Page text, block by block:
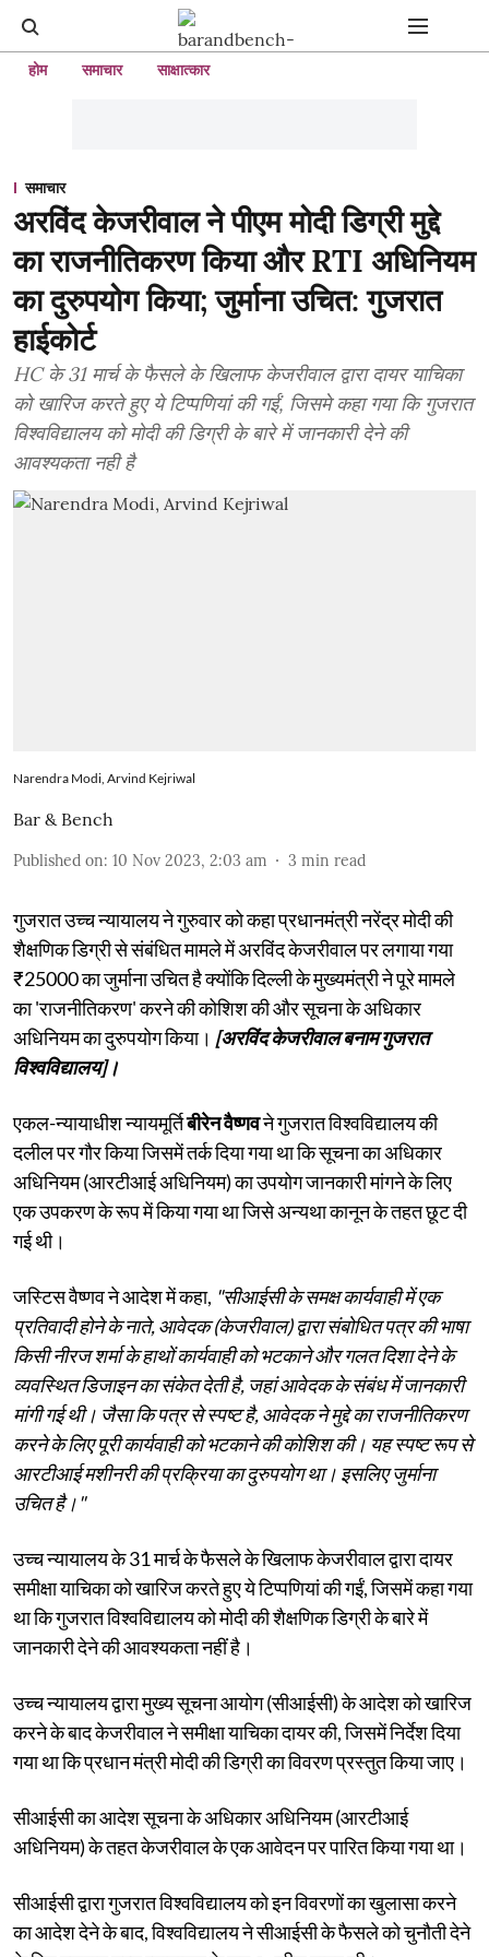
होम समाचार साक्षात्कार
समाचार
अरविंद केजरीवाल ने पीएम मोदी डिग्री मुद्दे
का राजनीतिकरण किया और RTI अधिनियम
का दुरुपयोग किया; जुर्माना उचित: गुजरात
हाईकोर्ट
HC के 31 मार्च के फैसले के खिलाफ केजरीवाल द्वारा दायर याचिका
को खारिज करते हुए ये टिप्पणियां की गईं, जिसमे कहा गया कि गुजरात
विश्वविद्यालय को मोदी की डिग्री के बारे में जानकारी देने की
आवश्यकता नही है
Narendra Modi, Arvind Kejriwal
Bar & Bench
Published on: 10 Nov 2023, 2:03 am 3 min read
गुजरात उच्च न्यायालय ने गुरुवार को कहा प्रधानमंत्री नरेंद्र मोदी की
शैक्षणिक डिग्री से संबंधित मामले में अरविंद केजरीवाल पर लगाया गया
₹25000 का जुर्माना उचित है क्योंकि दिल्ली के मुख्यमंत्री ने पूरे मामले
का 'राजनीतिकरण' करने की कोशिश की और सूचना के अधिकार
अधिनियम का दुरुपयोग किया। [अरविंद केजरीवाल बनाम गुजरात
विश्वविद्यालय]।
एकल-न्यायाधीश न्यायमूर्तिबीरेन वैष्णवने गुजरात विश्वविद्यालय की
दलील पर गौर किया जिसमें तर्क दिया गया था कि सूचना का अधिकार
अधिनियम (आरटीआई अधिनियम) का उपयोग जानकारी मांगने के लिए
एक उपकरण के रूप में किया गया था जिसे अन्यथा कानून के तहत छूट दी
गई थी।
जस्टिस वैष्णव ने आदेश में कहा, "सीआईसी के समक्ष कार्यवाही में एक
प्रतिवादी होने के नाते, आवेदक (केजरीवाल) द्वारा संबोधित पत्र की भाषा
किसी नीरज शर्मा के हाथों कार्यवाही को भटकाने और गलत दिशा देने के
व्यवस्थित डिजाइन का संकेत देती है, जहां आवेदक के संबंध में जानकारी
मांगी गई थी। जैसा कि पत्र से स्पष्ट है, आवेदक ने मुद्दे का राजनीतिकरण
करने के लिए पूरी कार्यवाही को भटकाने की कोशिश की। यह स्पष्ट रूप से
आरटीआई मशीनरी की प्रक्रिया का दुरुपयोग था। इसलिए जुर्माना
उचित है।"
उच्च न्यायालय के 31 मार्च के फैसले के खिलाफ केजरीवाल द्वारा दायर
समीक्षा याचिका को खारिज करते हुए ये टिप्पणियां की गईं, जिसमें कहा गया
था कि गुजरात विश्वविद्यालय को मोदी की शैक्षणिक डिग्री के बारे में
जानकारी देने की आवश्यकता नहीं है।
उच्च न्यायालय द्वारा मुख्य सूचना आयोग (सीआईसी) के आदेश को खारिज
करने के बाद केजरीवाल ने समीक्षा याचिका दायर की, जिसमें निर्देश दिया
गया था कि प्रधान मंत्री मोदी की डिग्री का विवरण प्रस्तुत किया जाए।
सीआईसी का आदेश सूचना के अधिकार अधिनियम (आरटीआई
अधिनियम) के तहत केजरीवाल के एक आवेदन पर पारित किया गया था।
सीआईसी द्वारा गुजरात विश्वविद्यालय को इन विवरणों का खुलासा करने
का आदेश देने के बाद, विश्वविद्यालय ने सीआईसी के फैसले को चुनौती देने